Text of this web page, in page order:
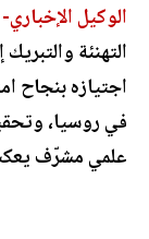
الوكيل الإخباري-
التهنئة
اجتيازه بنجاح
في روسيا،
علمي مشرّف